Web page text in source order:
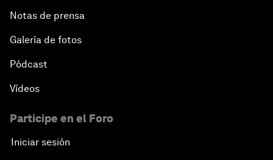
Notas de prensa
Galería de fotos
Pódcast
Vídeos
Participe en el Foro
Iniciar sesión